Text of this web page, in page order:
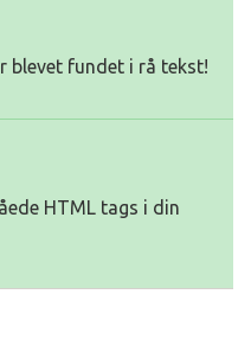
blevet fundet i rå tekst!
HTML tags i din